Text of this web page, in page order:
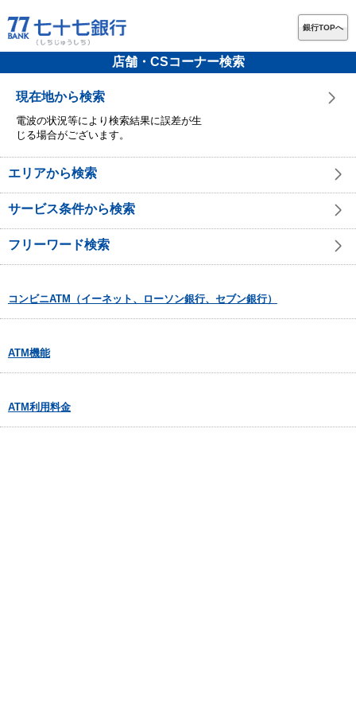
銀行TOPへ
店舗・CSコーナー検索
現在地から検索
電波の状況等により検索結果に誤差が生
じる場合がございます。
エリアから検索
サービス条件から検索
フリーワード検索
コンビニATM（イーネット、ローソン銀行、セブン銀行）
ATM機能
ATM利用料金